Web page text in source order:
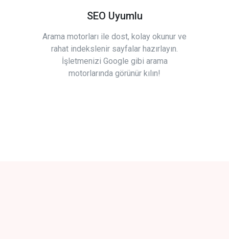
SEO Uyumlu
Arama motorları ile dost, kolay okunur ve
rahat indekslenir sayfalar hazırlayın.
İşletmenizi Google gibi arama
motorlarında görünür kılın!